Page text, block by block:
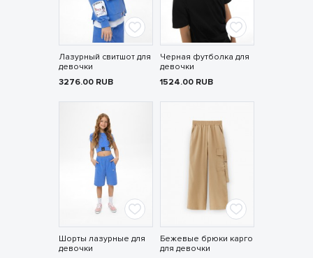
Лазурный свитшот для
девочки
3276.00 RUB
Черная футболка для
девочки
1524.00 RUB
Шорты лазурные для
девочки
Бежевые брюки карго
для девочки